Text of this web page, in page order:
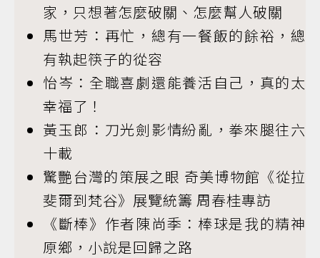
家，只想著怎麼破關、怎麼幫人破關
馬世芳：再忙，總有一餐飯的餘裕，總
有執起筷子的從容
怡岑：全職喜劇還能養活自己，真的太
幸福了！
黃玉郎：刀光劍影情紛亂，拳來腿往六
十載
驚艷台灣的策展之眼 奇美博物館《從拉
斐爾到梵谷》展覽統籌 周春桂專訪
《斷棒》作者陳尚季：棒球是我的精神
原鄉，小說是回歸之路